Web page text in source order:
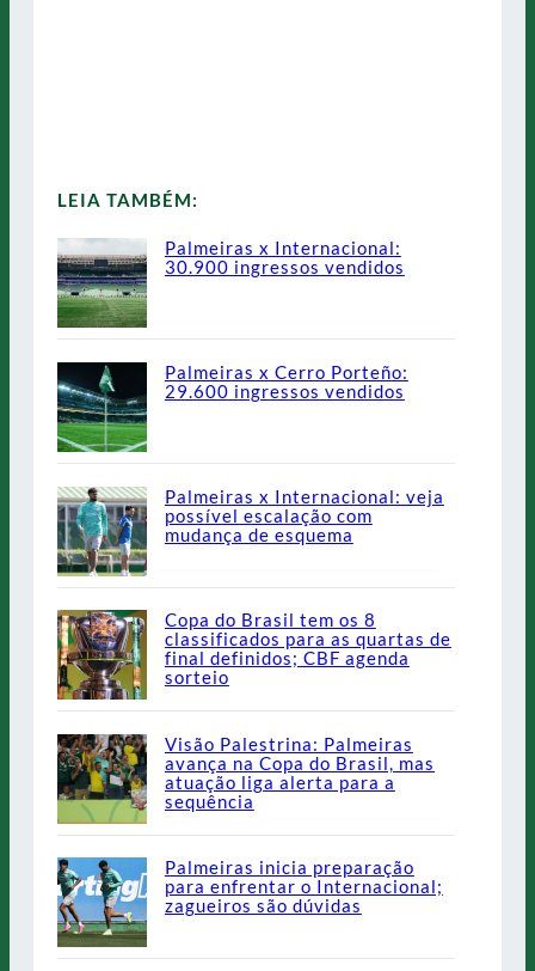
LEIA TAMBÉM:
Palmeiras x Internacional:
30.900 ingressos vendidos
Palmeiras x Cerro Porteño:
29.600 ingressos vendidos
Palmeiras x Internacional: veja
possível escalação com
mudança de esquema
Copa do Brasil tem os 8
classificados para as quartas de
final definidos; CBF agenda
sorteio
Visão Palestrina: Palmeiras
avança na Copa do Brasil, mas
atuação liga alerta para a
sequência
Palmeiras inicia preparação
para enfrentar o Internacional;
zagueiros são dúvidas